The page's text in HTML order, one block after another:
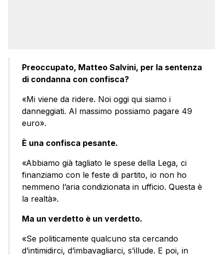
Preoccupato, Matteo Salvini, per la sentenza
di condanna con confisca?
«Mi viene da ridere. Noi oggi qui siamo i
danneggiati. Al massimo possiamo pagare 49
euro».
È una confisca pesante.
«Abbiamo già tagliato le spese della Lega, ci
finanziamo con le feste di partito, io non ho
nemmeno l’aria condizionata in ufficio. Questa è
la realtà».
Ma un verdetto è un verdetto.
«Se politicamente qualcuno sta cercando
d’intimidirci, d’imbavagliarci, s’illude. E poi, in